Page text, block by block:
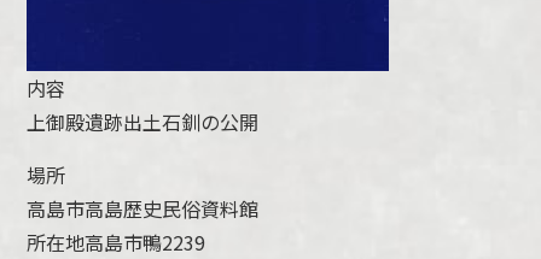
内容
上御殿遺跡出土石釧の公開
場所
高島市高島歴史民俗資料館
所在地高島市鴨2239